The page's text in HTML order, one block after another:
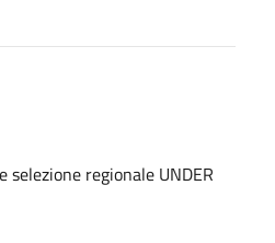
selezione regionale UNDER